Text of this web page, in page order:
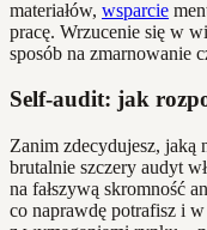
materiałów, wsparcie
pracę. Wrzucenie się w
sposób na zmarnowanie
Self-audit: jak
Zanim zdecydujesz, jaką
brutalnie szczery audyt
na fałszywą skromność
co naprawdę potrafisz i